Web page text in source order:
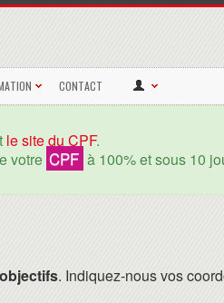
CONTACT
le site du CPF.
votre CPF à 100% et sous 10
. Indiquez-nous vos